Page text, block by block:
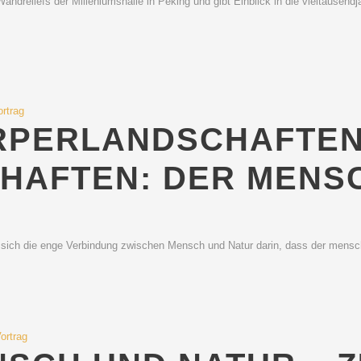
DER
die enge Verbindung zwischen Mensch und Natur darin, dass der